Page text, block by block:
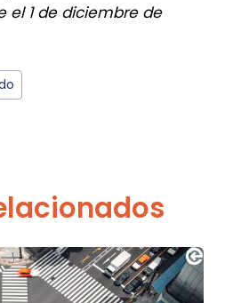
el 1 de diciembre de